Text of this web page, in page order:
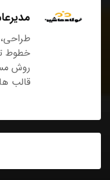
خطوط
روش
قالب